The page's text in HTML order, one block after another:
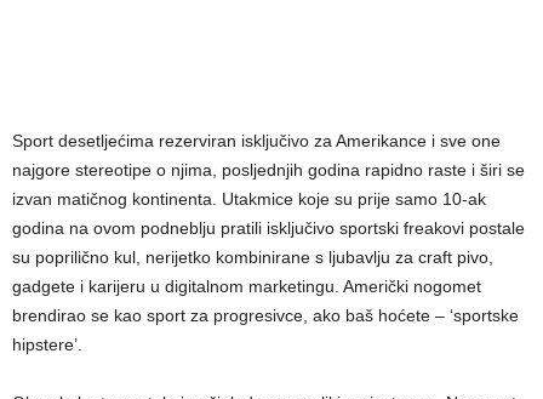
Sport desetljećima rezerviran isključivo za Amerikance i sve one
najgore stereotipe o njima, posljednjih godina rapidno raste i širi se
izvan matičnog kontinenta. Utakmice koje su prije samo 10-ak
godina na ovom podneblju pratili isključivo sportski freakovi postale
su poprilično kul, nerijetko kombinirane s ljubavlju za craft pivo,
gadgete i karijeru u digitalnom marketingu. Američki nogomet
brendirao se kao sport za progresivce, ako baš hoćete – ‘sportske
hipstere’.